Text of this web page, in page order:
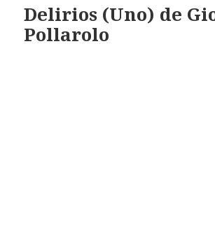
Delirios (Uno) de
Pollarolo